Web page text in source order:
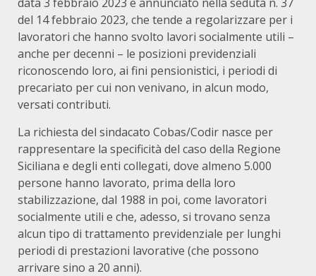
del 14 febbraio 2023, che tende a regolarizzare per i
lavoratori che hanno svolto lavori socialmente utili –
anche per decenni – le posizioni previdenziali
riconoscendo loro, ai fini pensionistici, i periodi di
precariato per cui non venivano, in alcun modo,
versati contributi.
La richiesta del sindacato Cobas/Codir nasce per
rappresentare la specificità del caso della Regione
Siciliana e degli enti collegati, dove almeno 5.000
persone hanno lavorato, prima della loro
stabilizzazione, dal 1988 in poi, come lavoratori
socialmente utili e che, adesso, si trovano senza
alcun tipo di trattamento previdenziale per lunghi
periodi di prestazioni lavorative (che possono
arrivare sino a 20 anni).